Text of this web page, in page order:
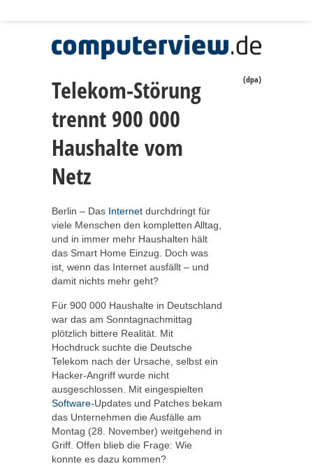
Telekom-Störung
trennt 900 000
Haushalte vom
Netz
(dpa)
Berlin – Das Internet durchdringt für
viele Menschen den kompletten Alltag,
und in immer mehr Haushalten hält
das Smart Home Einzug. Doch was
ist, wenn das Internet ausfällt – und
damit nichts mehr geht?
Für 900 000 Haushalte in Deutschland
war das am Sonntagnachmittag
plötzlich bittere Realität. Mit
Hochdruck suchte die Deutsche
Telekom nach der Ursache, selbst ein
Hacker-Angriff wurde nicht
ausgeschlossen. Mit eingespielten
Software-Updates und Patches bekam
das Unternehmen die Ausfälle am
Montag (28. November) weitgehend in
Griff. Offen blieb die Frage: Wie
konnte es dazu kommen?